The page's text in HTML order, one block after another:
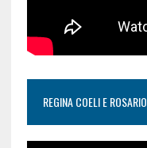
REGINA COELI E ROSARIO